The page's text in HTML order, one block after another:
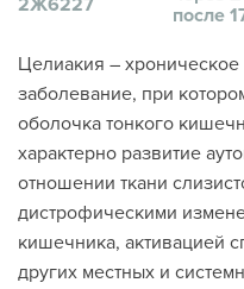
2Ж6227
после
Целиакия –
заболевание, при
оболочка тонкого
характерно развитие
отношении ткани
дистрофическими
кишечника, активацией
других местных и